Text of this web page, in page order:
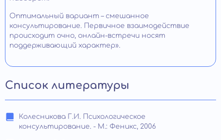
Оптимальный вариант – смешанное
консультирование. Первичное взаимодействие
происходит очно, онлайн-встречи носят
поддерживающий характер».
Список литературы
Колесникова Г.И. Психологическое
консультирование. - М.: Феникс, 2006